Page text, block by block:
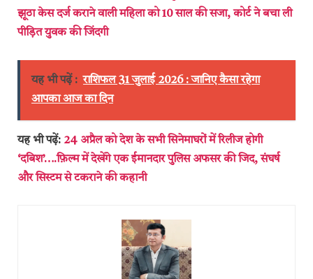
झूठा केस दर्ज कराने वाली महिला को 10 साल की सजा, कोर्ट ने बचा ली
पीड़ित युवक की जिंदगी
यह भी पढ़ें : राशिफल 31 जुलाई 2026 : जानिए कैसा रहेगा
आपका आज का दिन
यह भी पढ़ें: 24 अप्रैल को देश के सभी सिनेमाघरों में रिलीज होगी
‘दबिश’….फ़िल्म में देखेंगे एक ईमानदार पुलिस अफसर की जिद, संघर्ष
और सिस्टम से टकराने की कहानी